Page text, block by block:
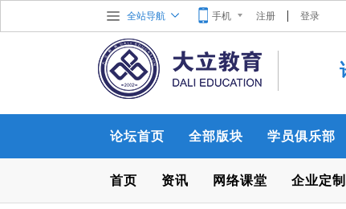
全站导航 手机 注册 登录
论坛首页 全部版块 学员俱乐部
首页 资讯 网络课堂 企业定制